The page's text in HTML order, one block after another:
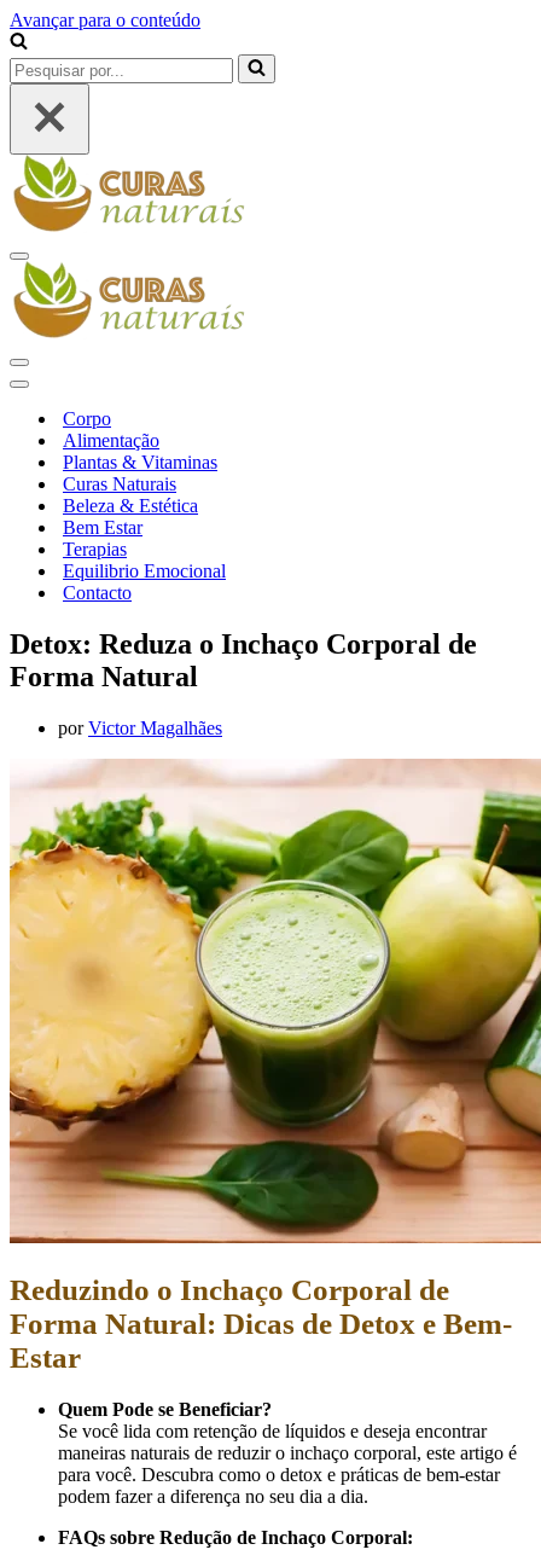
Avançar para o conteúdo
Pesquisar
por...
Menu
de
navegação
Menu
de
Menu
navegação
Corpo
Alimentação
Plantas & Vitaminas
Curas Naturais
Beleza & Estética
Bem Estar
Terapias
Equilibrio Emocional
Contacto
Detox: Reduza o Inchaço Corporal de
Forma Natural
porVictor Magalhães
Reduzindo o Inchaço Corporal de
Forma Natural: Dicas de Detox e Bem-
Estar
Quem Pode se Beneficiar?
Se você lida com retenção de líquidos e deseja encontrar
maneiras naturais de reduzir o inchaço corporal, este artigo é
para você. Descubra como o detox e práticas de bem-estar
podem fazer a diferença no seu dia a dia.
FAQs sobre Redução de Inchaço Corporal: